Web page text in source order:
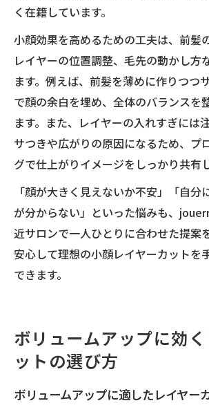
く在籍しています。
小顔効果を高めるための工夫は、前髪
レイヤーの位置調整、毛先の動かし方
ます。例えば、前髪を薄めに作りつつ
で顔の余白を埋め、全体のバランスを
ます。また、レイヤーの入れすぎには
サつきや広がりの原因になるため、プ
グで仕上がりイメージをしっかり共有
「顔が大きく見えないか不安」「自分
が分からない」といった悩みも、
近サロンで一人ひとりに合わせた提案
安心して理想の小顔レイヤーカットを
できます。
ボリュームアップに効
ットの選び方
ボリュームアップに適したレイヤー